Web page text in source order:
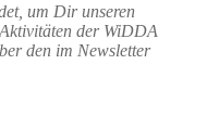
um Dir unseren
der WiDDA
den im Newsletter